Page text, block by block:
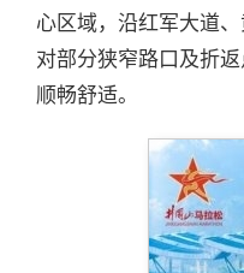
心区域，沿红军大道
对部分狭窄路口及折
顺畅舒适。